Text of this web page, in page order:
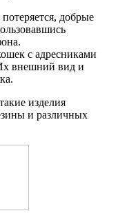
добрые
с адресниками
внешний вид и
изделия
и различных